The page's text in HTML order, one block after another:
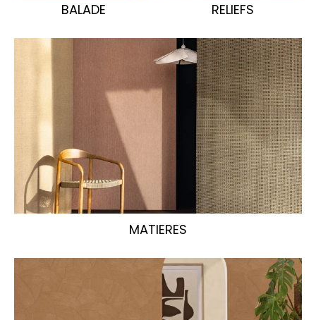
BALADE RELIEFS
MATIERES